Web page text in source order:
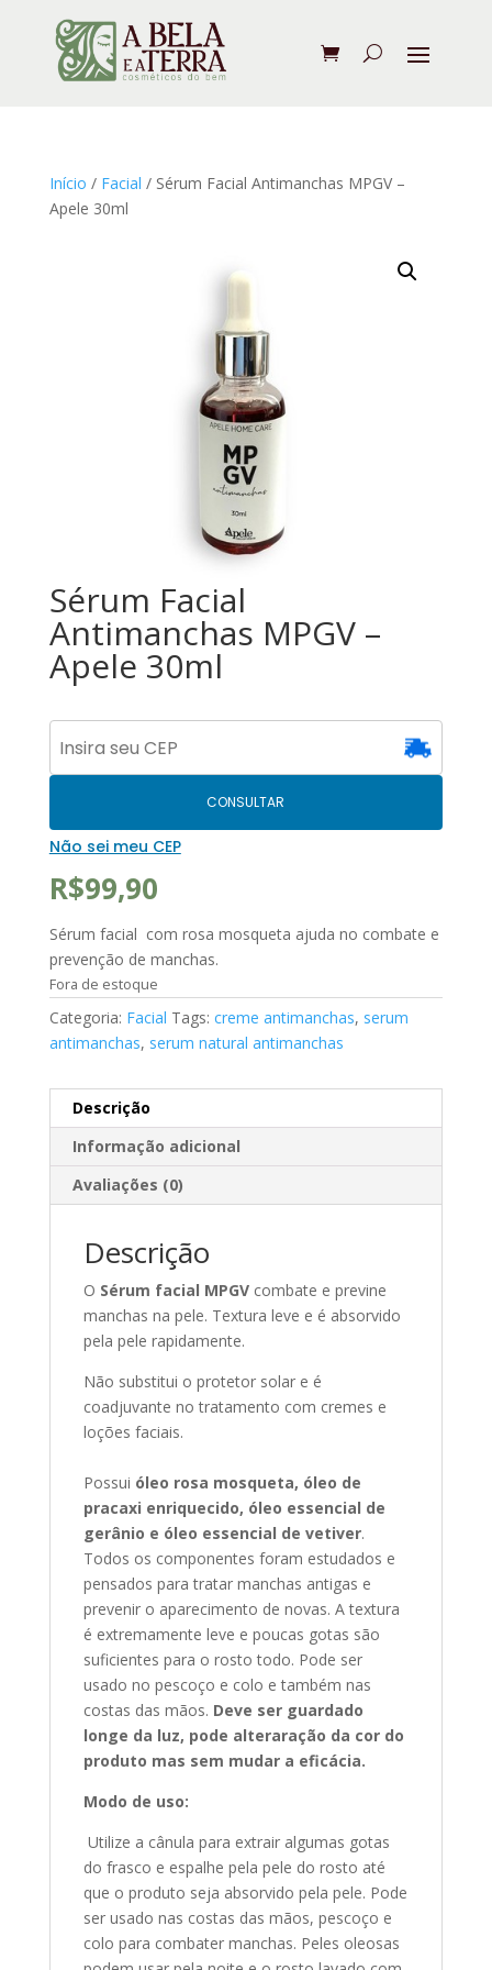
Início / Facial / Sérum Facial Antimanchas MPGV –
Apele 30ml
Sérum Facial
Antimanchas MPGV –
Apele 30ml
CONSULTAR
Não sei meu CEP
R$99,90
Sérum facial com rosa mosqueta ajuda no combate e
prevenção de manchas.
Fora de estoque
Categoria: Facial Tags: creme antimanchas, serum
antimanchas, serum natural antimanchas
Descrição
Informação adicional
Avaliações (0)
Descrição
O Sérum facial MPGVcombate e previne
manchas na pele. Textura leve e é absorvido
pela pele rapidamente.
Não substitui o protetor solar e é
coadjuvante no tratamento com cremes e
loções faciais.
Possui óleo rosa mosqueta, óleo de
pracaxi enriquecido, óleo essencial de
gerânio e óleo essencial de vetiver.
Todos os componentes foram estudados e
pensados para tratar manchas antigas e
prevenir o aparecimento de novas. A textura
é extremamente leve e poucas gotas são
suficientes para o rosto todo. Pode ser
usado no pescoço e colo e também nas
costas das mãos. Deve ser guardado
longe da luz, pode alteraração da cor do
produto mas sem mudar a eficácia.
Modo de uso:
Utilize a cânula para extrair algumas gotas
do frasco e espalhe pela pele do rosto até
que o produto seja absorvido pela pele. Pode
ser usado nas costas das mãos, pescoço e
colo para combater manchas. Peles oleosas